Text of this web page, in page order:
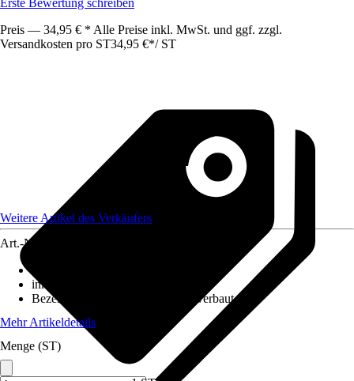
Erste Bewertung schreiben
Preis — 34,95 € * Alle Preise inkl. MwSt. und ggf. zzgl.
Versandkosten pro ST34,95 €*/ ST
Weitere Artikel des Verkäufers
Art.-Nr.
inklusive Leuchtmittel
Bezeichnung Fassung
LED fest verbaut
Mehr Artikeldetails
Menge (ST)